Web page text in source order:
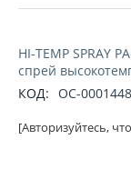
HI-TEMP SPRAY
спрей
КОД:
ОС-
[Авторизуйтесь,